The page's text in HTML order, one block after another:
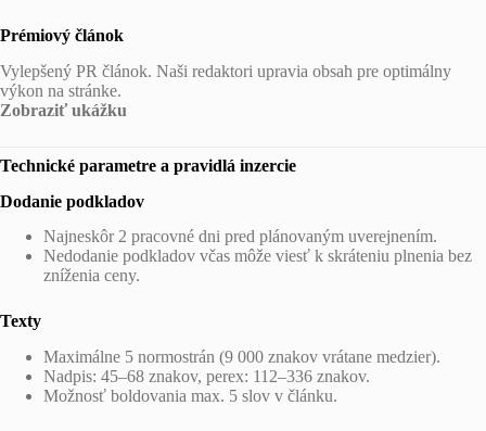
Prémiový článok
Vylepšený PR článok. Naši redaktori upravia obsah pre optimálny
výkon na stránke.
Zobraziť ukážku
Technické parametre a pravidlá inzercie
Dodanie podkladov
Najneskôr 2 pracovné dni pred plánovaným uverejnením.
Nedodanie podkladov včas môže viesť k skráteniu plnenia bez
zníženia ceny.
Texty
Maximálne 5 normostrán (9 000 znakov vrátane medzier).
Nadpis: 45–68 znakov, perex: 112–336 znakov.
Možnosť boldovania max. 5 slov v článku.